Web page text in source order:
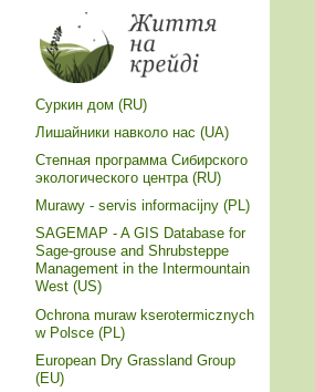
Суркин дом (RU)
Лишайники навколо нас (UA)
Степная программа Сибирского
экологического центра (RU)
Murawy - servis informacijny (PL)
SAGEMAP - A GIS Database for
Sage-grouse and Shrubsteppe
Management in the Intermountain
West (US)
Ochrona muraw kserotermicznych
w Polsce (PL)
European Dry Grassland Group
(EU)